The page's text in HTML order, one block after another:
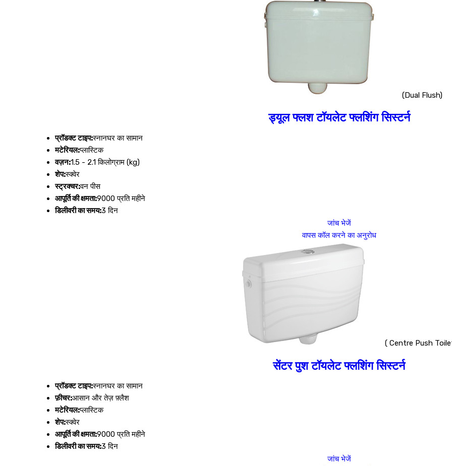
(Dual Flush)
ड्यूल फ्लश टॉयलेट फ्लशिंग सिस्टर्न
प्रॉडक्ट टाइप:स्नानघर का सामान
मटेरियल:प्लास्टिक
वज़न:1.5 - 2.1 किलोग्राम (kg)
शेप:स्क्वेर
स्ट्रक्चर:वन पीस
आपूर्ति की क्षमता:9000 प्रति महीने
डिलीवरी का समय:3 दिन
जांच भेजें
वापस कॉल करने का अनुरोध
( Centre Push
सेंटर पुश टॉयलेट फ्लशिंग सिस्टर्न
प्रॉडक्ट टाइप:स्नानघर का सामान
फ़ीचर:आसान और तेज़ फ़्लैश
मटेरियल:प्लास्टिक
शेप:स्क्वेर
आपूर्ति की क्षमता:9000 प्रति महीने
डिलीवरी का समय:3 दिन
जांच भेजें